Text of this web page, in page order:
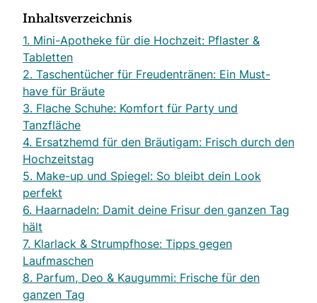
Inhaltsverzeichnis
1. Mini-Apotheke für die Hochzeit: Pflaster &
Tabletten
2. Taschentücher für Freudentränen: Ein Must-
have für Bräute
3. Flache Schuhe: Komfort für Party und
Tanzfläche
4. Ersatzhemd für den Bräutigam: Frisch durch den
Hochzeitstag
5. Make-up und Spiegel: So bleibt dein Look
perfekt
6. Haarnadeln: Damit deine Frisur den ganzen Tag
hält
7. Klarlack & Strumpfhose: Tipps gegen
Laufmaschen
8. Parfum, Deo & Kaugummi: Frische für den
ganzen Tag